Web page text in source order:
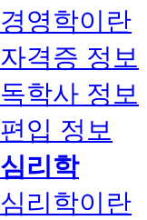
경영학이란
자격증 정보
독학사 정보
편입 정보
심리학
심리학이란